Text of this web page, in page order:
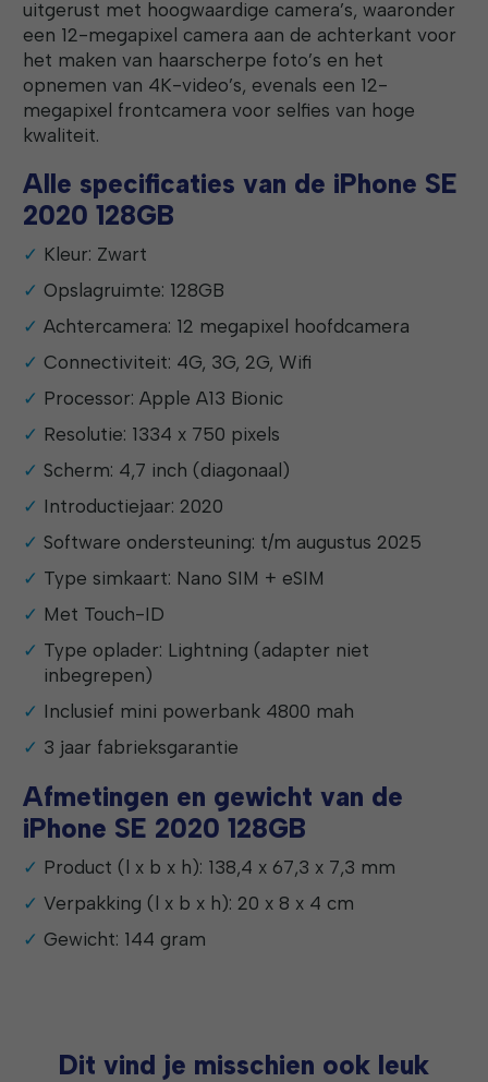
uitgerust met hoogwaardige camera’s, waaronder
een 12-megapixel camera aan de achterkant voor
het maken van haarscherpe foto’s en het
opnemen van 4K-video’s, evenals een 12-
megapixel frontcamera voor selfies van hoge
kwaliteit.
Alle specificaties van de iPhone SE
2020 128GB
Kleur: Zwart
Opslagruimte: 128GB
Achtercamera: 12 megapixel hoofdcamera
Connectiviteit: 4G, 3G, 2G, Wifi
Processor: Apple A13 Bionic
Resolutie: 1334 x 750 pixels
Scherm: 4,7 inch (diagonaal)
Introductiejaar: 2020
Software ondersteuning: t/m augustus 2025
Type simkaart: Nano SIM + eSIM
Met Touch-ID
Type oplader: Lightning (adapter niet
inbegrepen)
Inclusief mini powerbank 4800 mah
3 jaar fabrieksgarantie
Afmetingen en gewicht van de
iPhone SE 2020 128GB
Product (l x b x h): 138,4 x 67,3 x 7,3 mm
Verpakking (l x b x h): 20 x 8 x 4 cm
Gewicht: 144 gram
Dit vind je misschien ook leuk